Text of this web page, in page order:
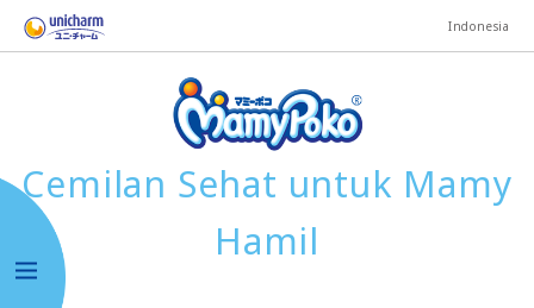
Indonesia
Cemilan Sehat untuk Mamy
Hamil